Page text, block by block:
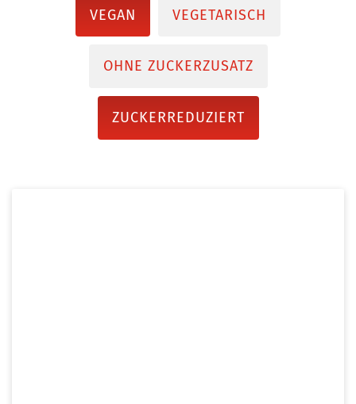
VEGAN VEGETARISCH
OHNE ZUCKERZUSATZ
ZUCKERREDUZIERT